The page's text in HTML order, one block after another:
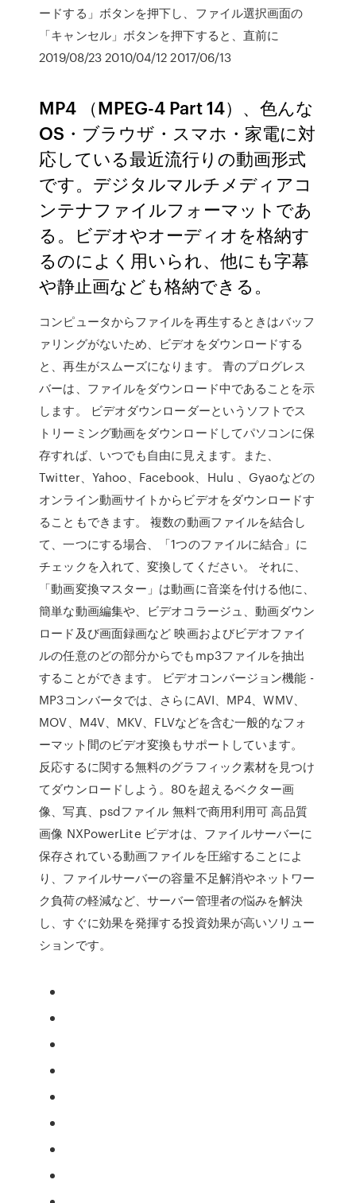
ードする」ボタンを押下し、ファイル選択画面の
「キャンセル」ボタンを押下すると、直前に
2019/08/23 2010/04/12 2017/06/13
MP4 （MPEG-4 Part 14）、色んな
OS・ブラウザ・スマホ・家電に対
応している最近流行りの動画形式
です。デジタルマルチメディアコ
ンテナファイルフォーマットであ
る。ビデオやオーディオを格納す
るのによく用いられ、他にも字幕
や静止画なども格納できる。
コンピュータからファイルを再生するときはバッフ
ァリングがないため、ビデオをダウンロードする
と、再生がスムーズになります。 青のプログレス
バーは、ファイルをダウンロード中であることを示
します。 ビデオダウンローダーというソフトでス
トリーミング動画をダウンロードしてパソコンに保
存すれば、いつでも自由に見えます。また、
Twitter、Yahoo、Facebook、Hulu 、Gyaoなどの
オンライン動画サイトからビデオをダウンロードす
ることもできます。 複数の動画ファイルを結合し
て、一つにする場合、「1つのファイルに結合」に
チェックを入れて、変換してください。 それに、
「動画変換マスター」は動画に音楽を付ける他に、
簡単な動画編集や、ビデオコラージュ、動画ダウン
ロード及び画面録画など 映画およびビデオファイ
ルの任意のどの部分からでもmp3ファイルを抽出
することができます。 ビデオコンバージョン機能 -
MP3コンバータでは、さらにAVI、MP4、WMV、
MOV、M4V、MKV、FLVなどを含む一般的なフォ
ーマット間のビデオ変換もサポートしています。
反応するに関する無料のグラフィック素材を見つけ
てダウンロードしよう。80を超えるベクター画
像、写真、psdファイル 無料で商用利用可 高品質
画像 NXPowerLite ビデオは、ファイルサーバーに
保存されている動画ファイルを圧縮することによ
り、ファイルサーバーの容量不足解消やネットワー
ク負荷の軽減など、サーバー管理者の悩みを解決
し、すぐに効果を発揮する投資効果が高いソリュー
ションです。